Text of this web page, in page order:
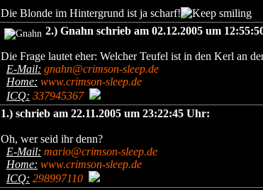
Die Blonde im Hintergrund ist ja scharf!
2.) Gnahn schrieb am 02.12.2005 um
Die Frage lautet eher: Welcher Teufel ist in den Kerl an
E-Mail: gnahn@crimson-sleep.de
Home: www.crimson-sleep.de
ICQ: 337945367
1.) schrieb am 22.11.2005 um 23:22:45 Uhr:
Oh, wer seid ihr denn?
E-Mail: mario@crimson-sleep.de
Home: www.crimson-sleep.de
ICQ: 298997110